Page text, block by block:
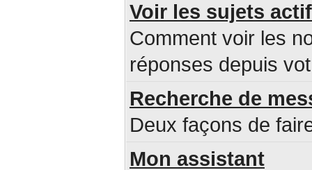
Voir les sujets
Comment voir les
réponses depuis
Recherche de
Deux façons de
Mon assistant